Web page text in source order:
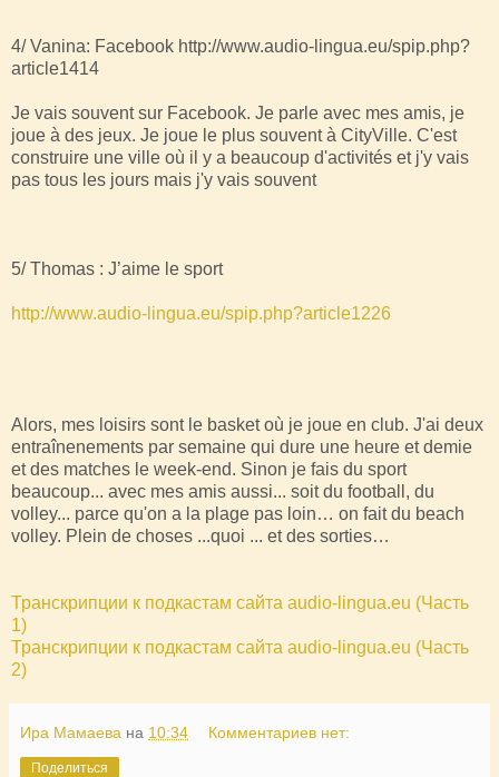
4/ Vanina: Facebook http://www.audio-lingua.eu/spip.php?
article1414
Je vais souvent sur Facebook. Je parle avec mes amis, je
joue à des jeux. Je joue le plus souvent à CityVille. C'est
construire une ville où il y a beaucoup d'activités et j'y vais
pas tous les jours mais j'y vais souvent
5/ Thomas : J’aime le sport
http://www.audio-lingua.eu/spip.php?article1226
Alors, mes loisirs sont le basket où je joue en club. J'ai deux
entraînenements par semaine qui dure une heure et demie
et des matches le week-end. Sinon je fais du sport
beaucoup... avec mes amis aussi... soit du football, du
volley... parce qu'on a la plage pas loin… on fait du beach
volley. Plein de choses ...quoi ... et des sorties…
Транскрипции к подкастам сайта audio-lingua.eu (Часть
1)
Транскрипции к подкастам сайта audio-lingua.eu (Часть
2)
Ира Мамаева на 10:34 Комментариев нет:
Поделиться